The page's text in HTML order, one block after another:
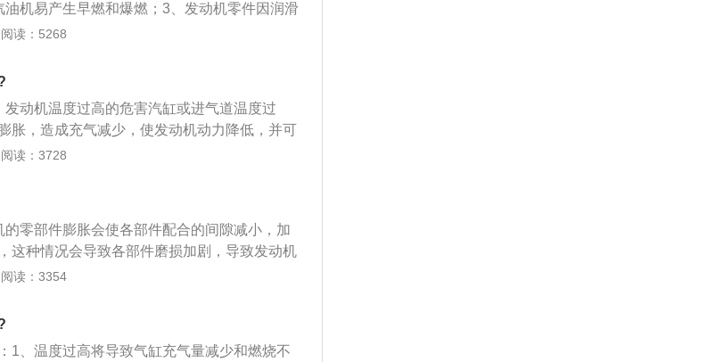
机易产生早燃和爆燃；3、发动机零件因润滑
坏；4、使其点燃困难或燃烧迟缓，燃料消耗
对气缸表面进行冲刷，破坏润滑油膜，加快
阅读：5268
动机温度过高的危害汽缸或进气道温度过
胀，造成充气减少，使发动机动力降低，并可
了发动机的正常工作，同时促使零部件承受额
能使机件烧毁互相粘合卡死，使发动机不能运
效能降低加速机件磨损；2、发动机温度过低
使可燃混合汽点燃困难或燃烧迟缓，造成发动
变浓，粘度增大，增加了机件运动的阻力，
汽缸活塞、活塞环等摩擦表面上的油膜冲刷并
阅读：3728
零部件膨胀会使各部件配合的间隙减小，加
这种情况会导致各部件磨损加剧，导致发动机
成汽缸垫上的水道油道和气道的互流，机油
或锈蚀现象，要按时清洗，更换或添加防冻
一般来说，行驶两万公里或一年时间就应更换
防止产生水垢、锈蚀及提升散热效果，使水泵
阅读：3354
1、温度过高将导致气缸充气量减少和燃烧不